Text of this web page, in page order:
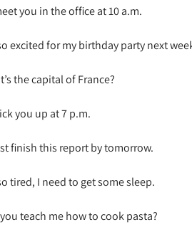
you in the office at 10 a.m.
excited for my birthday party next
the capital of France?
you up at 7 p.m.
finish this report by tomorrow.
tired, I need to get some sleep.
teach me how to cook pasta?